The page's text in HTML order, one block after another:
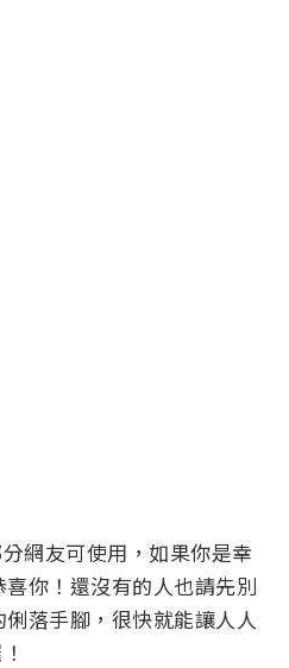
網友可使用，如果你是幸
你！還沒有的人也請先別
落手腳，很快就能讓人人